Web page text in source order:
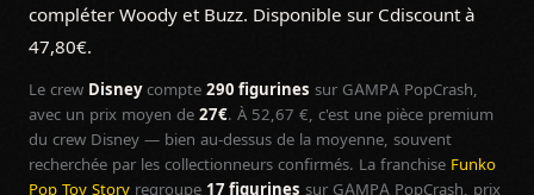
compléter Woody et Buzz. Disponible sur Cdiscount à
47,80€.
Le crew Disneycompte 290 figurines sur GAMPA PopCrash,
avec un prix moyen de 27€. À 52,67 €, c'est une pièce premium
du crew Disney — bien au-dessus de la moyenne, souvent
recherchée par les collectionneurs confirmés. La franchise Funko
Pop Toy Story regroupe 17 figurines sur GAMPA PopCrash, prix